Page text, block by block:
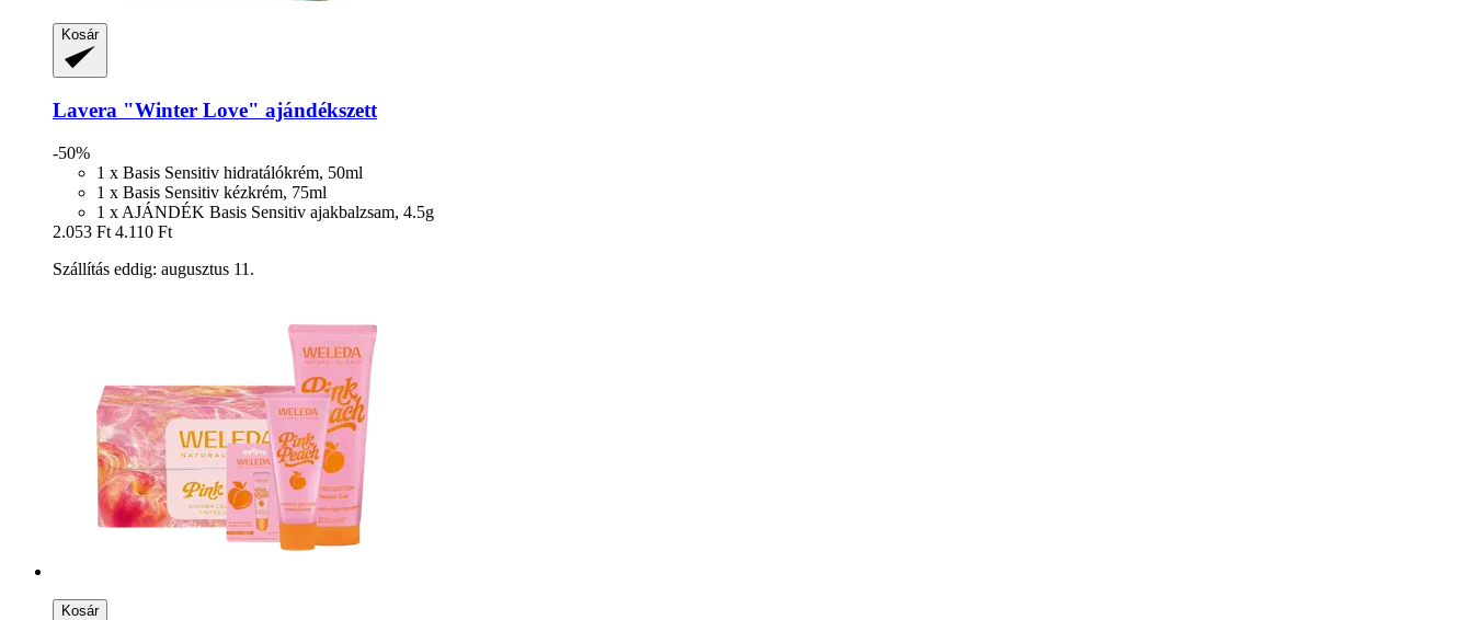
Kosár
Lavera "Winter Love" ajándékszett
-50%
1 x Basis Sensitiv hidratálókrém, 50ml
1 x Basis Sensitiv kézkrém, 75ml
1 x AJÁNDÉK Basis Sensitiv ajakbalzsam, 4.5g
2.053 Ft 4.110 Ft
Szállítás eddig: augusztus 11.
Kosár